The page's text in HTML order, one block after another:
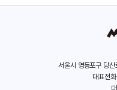
서울시 영등포구 당
대표